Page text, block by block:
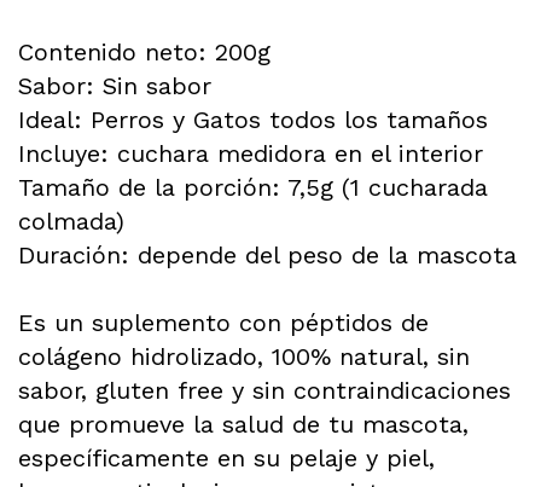
Contenido neto: 200g
Sabor: Sin sabor
Ideal: Perros y Gatos todos los tamaños
Incluye: cuchara medidora en el interior
Tamaño de la porción: 7,5g (1 cucharada
colmada)
Duración: depende del peso de la mascota
Es un suplemento con péptidos de
colágeno hidrolizado, 100% natural, sin
sabor, gluten free y sin contraindicaciones
que promueve la salud de tu mascota,
específicamente en su pelaje y piel,